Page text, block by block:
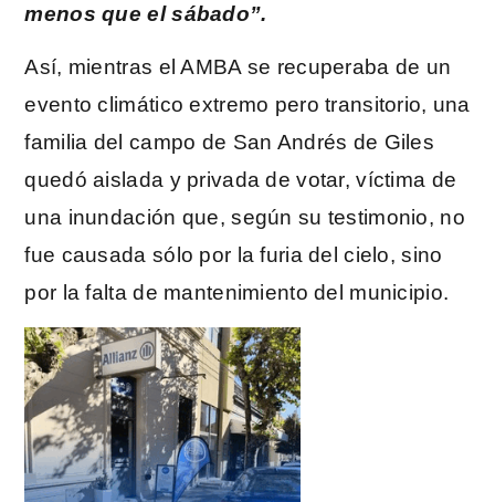
menos que el sábado”.
Así, mientras el AMBA se recuperaba de un
evento climático extremo pero transitorio, una
familia del campo de San Andrés de Giles
quedó aislada y privada de votar, víctima de
una inundación que, según su testimonio, no
fue causada sólo por la furia del cielo, sino
por la falta de mantenimiento del municipio.